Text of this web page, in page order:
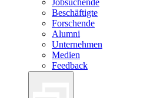
Jobsuchende
Beschäftigte
Forschende
Alumni
Unternehmen
Medien
Feedback